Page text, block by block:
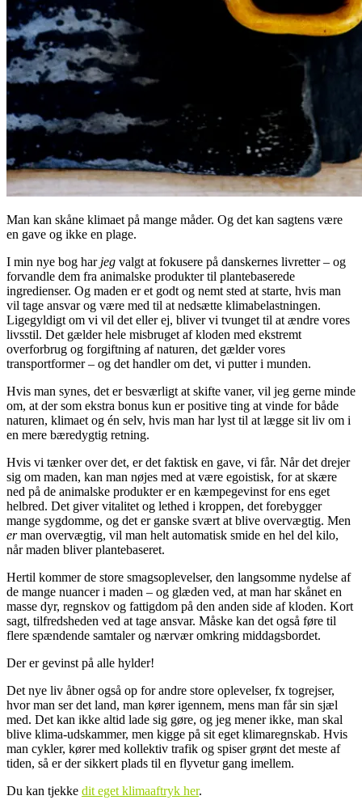
Man kan skåne klimaet på mange måder. Og det kan sagtens være
en gave og ikke en plage.
I min nye bog har jeg valgt at fokusere på danskernes livretter – og
forvandle dem fra animalske produkter til plantebaserede
ingredienser. Og maden er et godt og nemt sted at starte, hvis man
vil tage ansvar og være med til at nedsætte klimabelastningen.
Ligegyldigt om vi vil det eller ej, bliver vi tvunget til at ændre vores
livsstil. Det gælder hele misbruget af kloden med ekstremt
overforbrug og forgiftning af naturen, det gælder vores
transportformer – og det handler om det, vi putter i munden.
Hvis man synes, det er besværligt at skifte vaner, vil jeg gerne minde
om, at der som ekstra bonus kun er positive ting at vinde for både
naturen, klimaet og én selv, hvis man har lyst til at lægge sit liv om i
en mere bæredygtig retning.
Hvis vi tænker over det, er det faktisk en gave, vi får. Når det drejer
sig om maden, kan man nøjes med at være egoistisk, for at skære
ned på de animalske produkter er en kæmpegevinst for ens eget
helbred. Det giver vitalitet og lethed i kroppen, det forebygger
mange sygdomme, og det er ganske svært at blive overvægtig. Men
erman overvægtig, vil man helt automatisk smide en hel del kilo,
når maden bliver plantebaseret.
Hertil kommer de store smagsoplevelser, den langsomme nydelse af
de mange nuancer i maden – og glæden ved, at man har skånet en
masse dyr, regnskov og fattigdom på den anden side af kloden. Kort
sagt, tilfredsheden ved at tage ansvar. Måske kan det også føre til
flere spændende samtaler og nærvær omkring middagsbordet.
Der er gevinst på alle hylder!
Det nye liv åbner også op for andre store oplevelser, fx togrejser,
hvor man ser det land, man kører igennem, mens man får sin sjæl
med. Det kan ikke altid lade sig gøre, og jeg mener ikke, man skal
blive klima-udskammer, men kigge på sit eget klimaregnskab. Hvis
man cykler, kører med kollektiv trafik og spiser grønt det meste af
tiden, så er der sikkert plads til en flyvetur gang imellem.
Du kan tjekke dit eget klimaaftryk her.